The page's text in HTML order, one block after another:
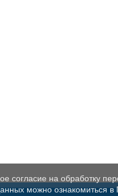
согласие на обработку
можно ознакомиться